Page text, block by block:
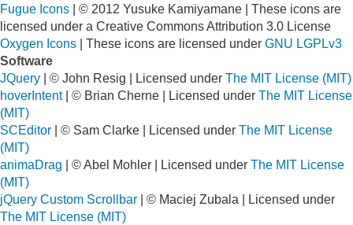
Fugue Icons | © 2012 Yusuke Kamiyamane | These icons are
licensed under a Creative Commons Attribution 3.0 License
Oxygen Icons | These icons are licensed under GNU LGPLv3
Software
JQuery | © John Resig | Licensed under The MIT License (MIT)
hoverIntent| © Brian Cherne | Licensed under The MIT License
(MIT)
SCEditor | © Sam Clarke | Licensed under The MIT License
(MIT)
animaDrag | © Abel Mohler | Licensed under The MIT License
(MIT)
jQuery Custom Scrollbar | © Maciej Zubala | Licensed under
The MIT License (MIT)